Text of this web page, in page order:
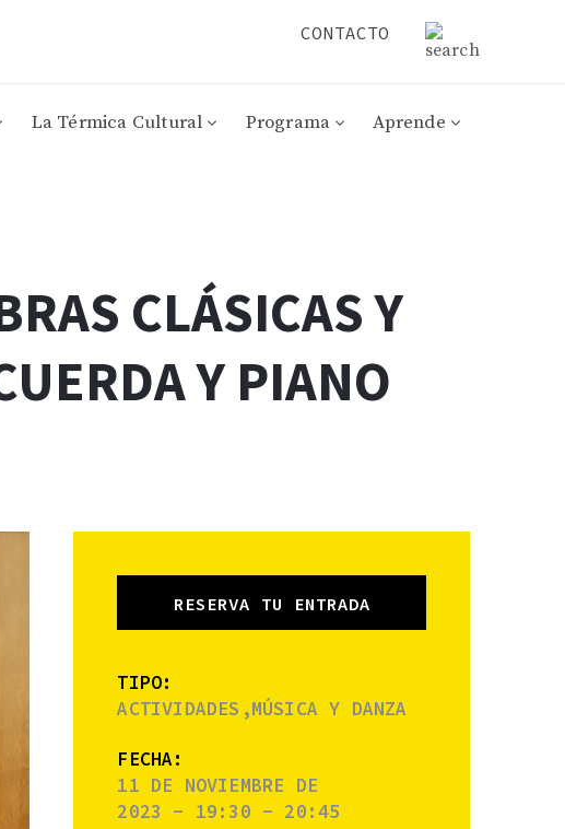
CONTACTO
La Térmica Cultural Programa Aprende
CLÁSICAS Y
Y PIANO
RESERVA TU ENTRADA
TIPO:
ACTIVIDADES,MÚSICA Y DANZA
FECHA:
11 DE NOVIEMBRE DE
2023 - 19:30 - 20:45